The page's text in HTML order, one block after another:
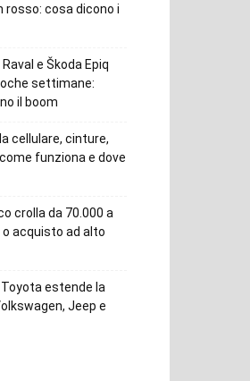
rosso: cosa dicono i
e Škoda Epiq
settimane:
il boom
cellulare, cinture,
funziona e dove
crolla da 70.000 a
acquisto ad alto
estende la
Jeep e